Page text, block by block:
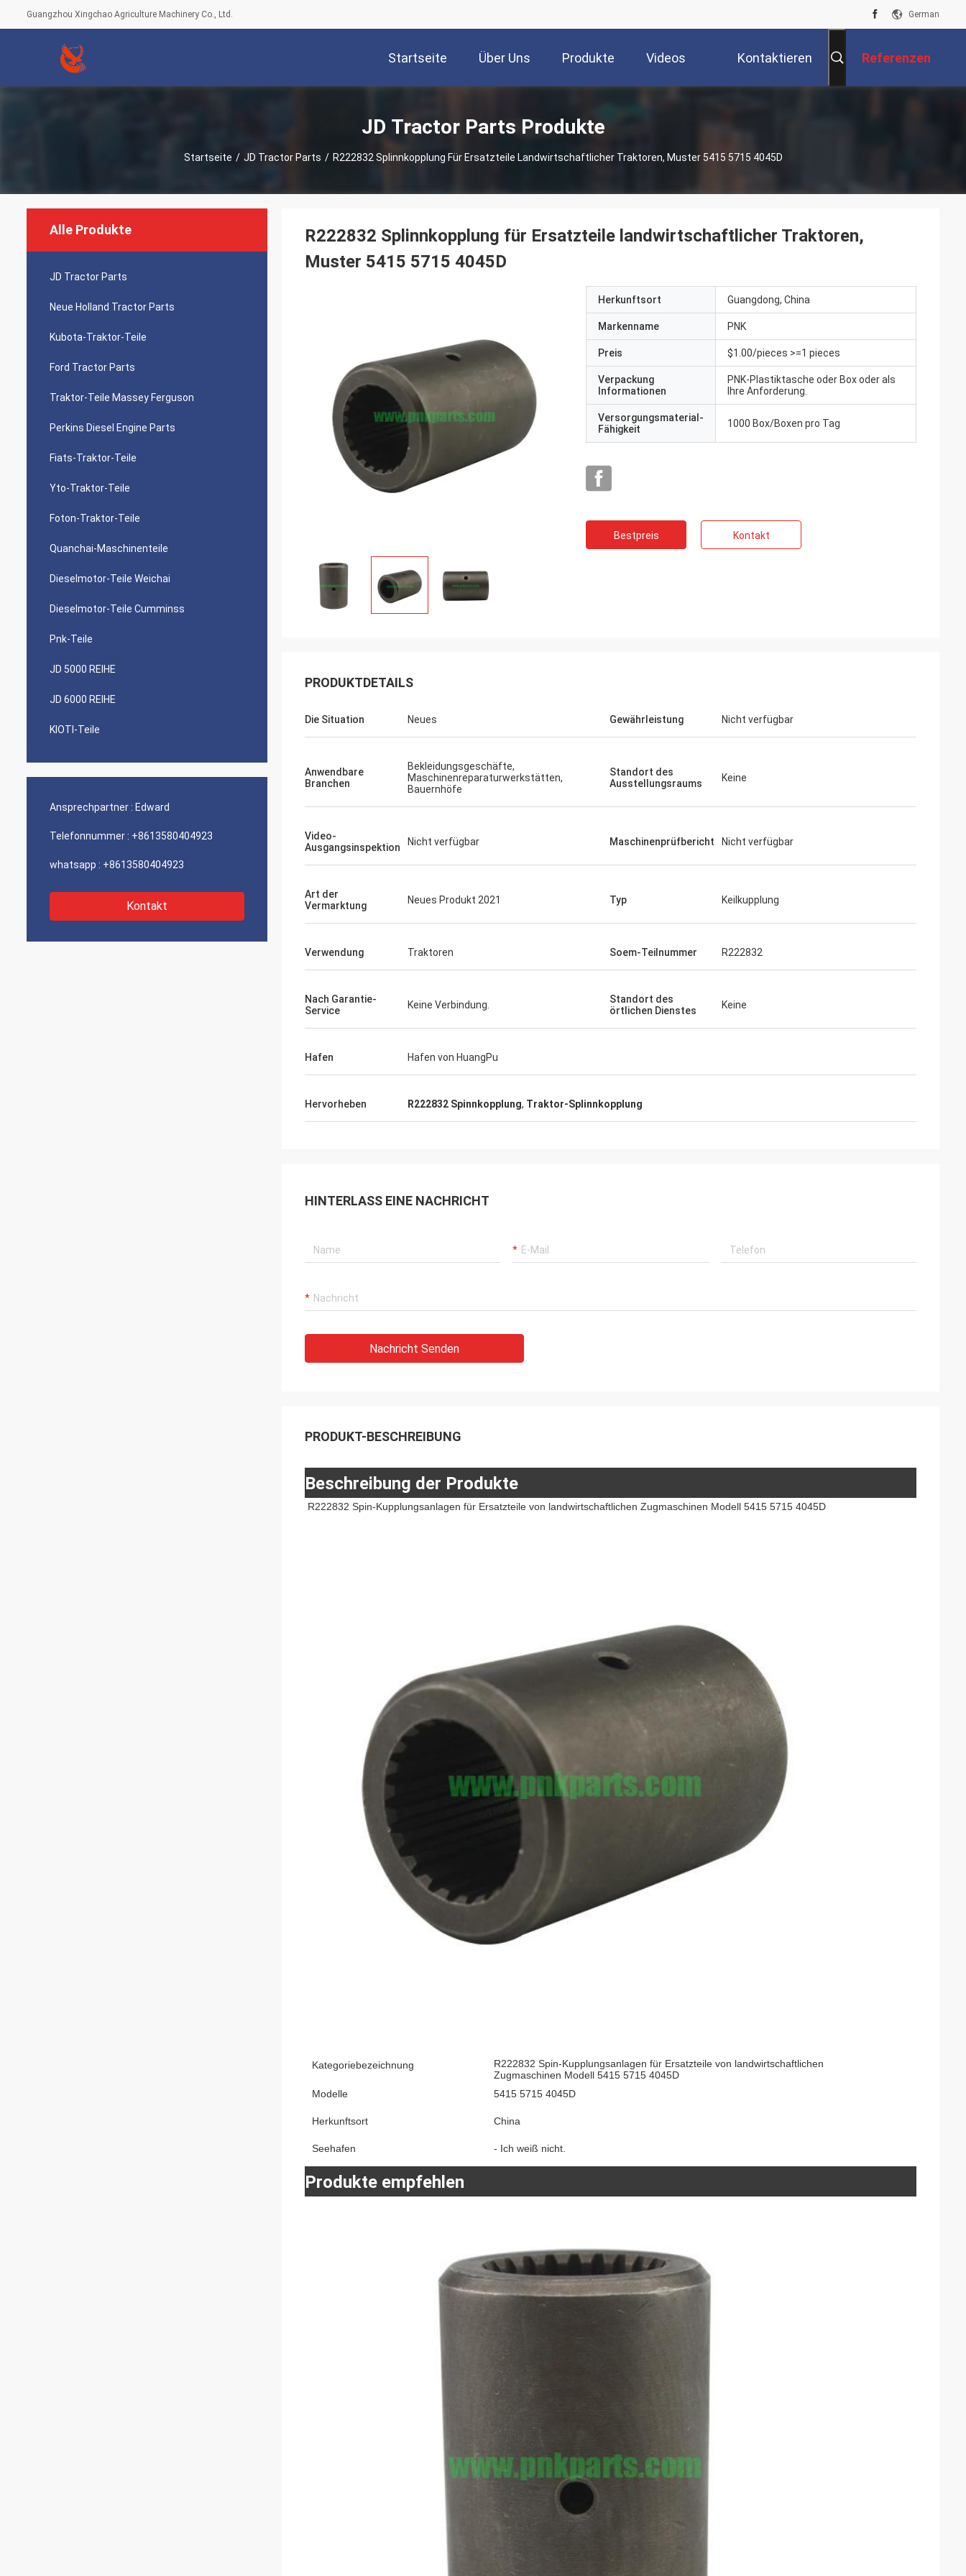
Guangzhou Xingchao Agriculture Machinery Co., Ltd. German
Startseite Über Uns Produkte Videos Kontaktieren Referenzen
JD Tractor Parts Produkte
Startseite / JD Tractor Parts / R222832 Splinnkopplung Für Ersatzteile Landwirtschaftlicher Traktoren, Muster 5415 5715 4045D
Alle Produkte
JD Tractor Parts
Neue Holland Tractor Parts
Kubota-Traktor-Teile
Ford Tractor Parts
Traktor-Teile Massey Ferguson
Perkins Diesel Engine Parts
Fiats-Traktor-Teile
Yto-Traktor-Teile
Foton-Traktor-Teile
Quanchai-Maschinenteile
Dieselmotor-Teile Weichai
Dieselmotor-Teile Cumminss
Pnk-Teile
JD 5000 REIHE
JD 6000 REIHE
KIOTI-Teile
Ansprechpartner : Edward
Telefonnummer : +8613580404923
whatsapp : +8613580404923
Kontakt
R222832 Splinnkopplung für Ersatzteile landwirtschaftlicher Traktoren,
Muster 5415 5715 4045D
Herkunftsort Guangdong, China
Markenname PNK
Preis $1.00/pieces >=1 pieces
Verpackung
Informationen
PNK-Plastiktasche oder Box oder als
Ihre Anforderung.
Versorgungsmaterial-
Fähigkeit
1000 Box/Boxen pro Tag
Bestpreis Kontakt
PRODUKTDETAILS
Die Situation Neues Gewährleistung Nicht verfügbar
Anwendbare
Branchen
Bekleidungsgeschäfte,
Maschinenreparaturwerkstätten,
Bauernhöfe
Standort des
Ausstellungsraums
Keine
Video-
Ausgangsinspektion
Nicht verfügbar Maschinenprüfbericht Nicht verfügbar
Art der
Vermarktung
Neues Produkt 2021 Typ Keilkupplung
Verwendung Traktoren Soem-Teilnummer R222832
Nach Garantie-
Service
Keine Verbindung.
Standort des
örtlichen Dienstes
Keine
Hafen Hafen von HuangPu
Hervorheben R222832 Spinnkopplung, Traktor-Splinnkopplung
HINTERLASS EINE NACHRICHT
Nachricht Senden
PRODUKT-BESCHREIBUNG
Beschreibung der Produkte
R222832 Spin-Kupplungsanlagen für Ersatzteile von landwirtschaftlichen Zugmaschinen Modell 5415 5715 4045D
Kategoriebezeichnung
R222832 Spin-Kupplungsanlagen für Ersatzteile von landwirtschaftlichen
Zugmaschinen Modell 5415 5715 4045D
Modelle
5415 5715 4045D
Herkunftsort China
Seehafen - Ich weiß nicht.
Produkte empfehlen